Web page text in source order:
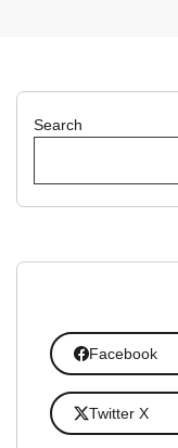
Search
Facebook
Twitter X